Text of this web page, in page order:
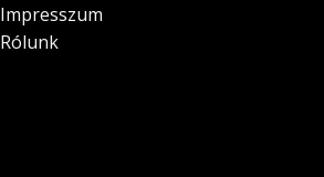
Impresszum
Rólunk